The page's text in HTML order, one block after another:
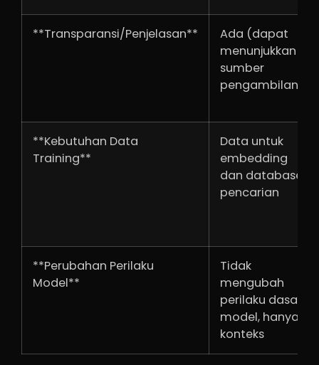
**Transparansi/Penjelasan**
Ada (dapat
menunjukkan
sumber
pengambilan)
**Kebutuhan Data
Training**
Data untuk
embedding
dan database
pencarian
**Perubahan Perilaku
Model**
Tidak
mengubah
perilaku dasar
model, hanya
konteks